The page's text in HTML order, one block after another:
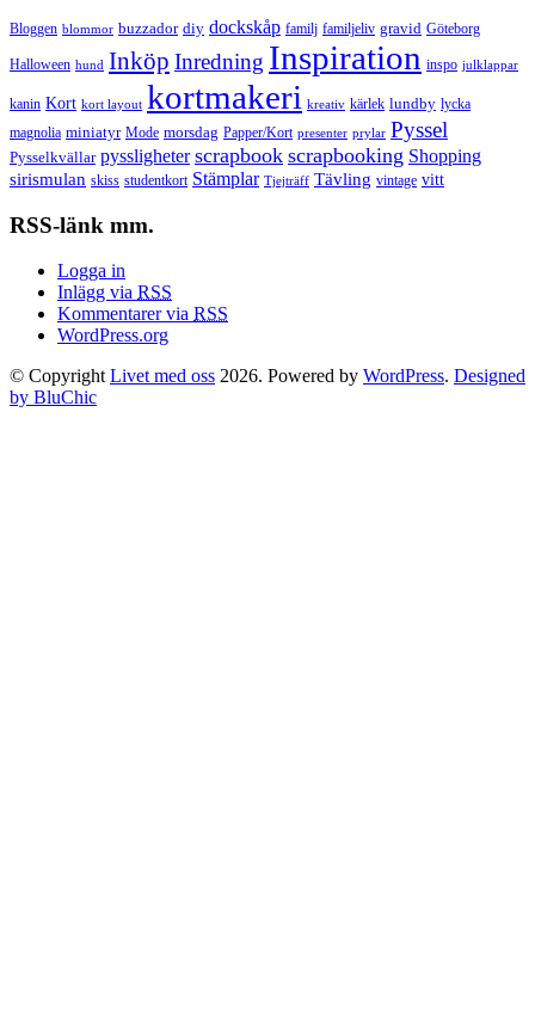
Bloggen blommor buzzador diy dockskåp familj familjeliv gravid Göteborg
Halloween hund Inköp Inredning Inspiration inspo julklappar
kanin Kort kort layout kortmakeri kreativ kärlek lundby lycka
magnolia miniatyr Mode morsdag Papper/Kort presenter prylar Pyssel
Pysselkvällar pyssligheter scrapbook scrapbooking Shopping
sirismulan skiss studentkort Stämplar Tjejträff Tävling vintage vitt
RSS-länk mm.
Logga in
Inlägg via RSS
Kommentarer via RSS
WordPress.org
© CopyrightLivet med oss 2026. Powered by WordPress. Designed
by BluChic